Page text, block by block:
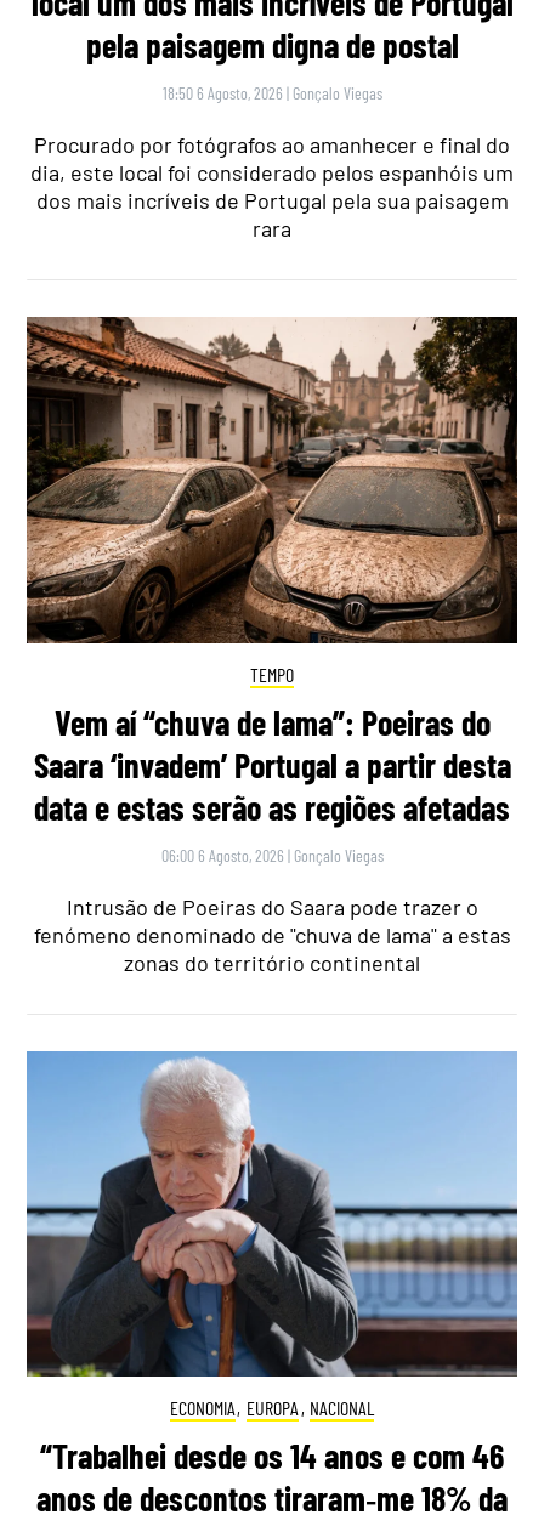
pela paisagem digna de postal
18:50 6 Agosto, 2026 | Gonçalo Viegas
Procurado por fotógrafos ao amanhecer e final do
dia, este local foi considerado pelos espanhóis um
dos mais incríveis de Portugal pela sua paisagem
rara
TEMPO
Vem aí “chuva de lama”: Poeiras do
Saara ‘invadem’ Portugal a partir desta
data e estas serão as regiões afetadas
06:00 6 Agosto, 2026 | Gonçalo Viegas
Intrusão de Poeiras do Saara pode trazer o
fenómeno denominado de "chuva de lama" a estas
zonas do território continental
ECONOMIA, EUROPA , NACIONAL
“Trabalhei desde os 14 anos e com 46
anos de descontos tiraram‑me 18% da